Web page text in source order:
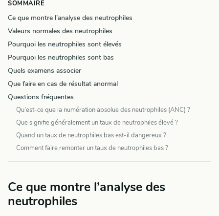
SOMMAIRE
Ce que montre l’analyse des neutrophiles
Valeurs normales des neutrophiles
Pourquoi les neutrophiles sont élevés
Pourquoi les neutrophiles sont bas
Quels examens associer
Que faire en cas de résultat anormal
Questions fréquentes
Qu’est-ce que la numération absolue des neutrophiles (ANC) ?
Que signifie généralement un taux de neutrophiles élevé ?
Quand un taux de neutrophiles bas est-il dangereux ?
Comment faire remonter un taux de neutrophiles bas ?
Ce que montre l’analyse des
neutrophiles